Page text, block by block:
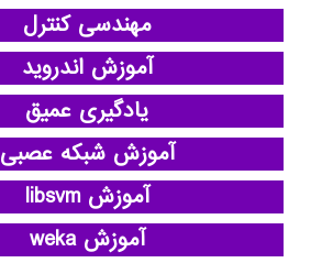
مهندسی کنترل
آموزش اندروید
یادگیری عمیق
آموزش شبکه عصبی
آموزش libsvm
آموزش weka